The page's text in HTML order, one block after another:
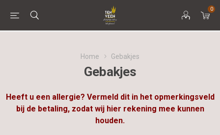
0
Home Gebakjes
Gebakjes
Heeft u een allergie? Vermeld dit in het opmerkingsveld
bij de betaling, zodat wij hier rekening mee kunnen
houden.